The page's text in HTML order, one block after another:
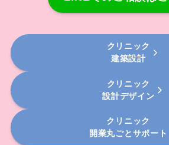
クリニック
建築設計
クリニック
設計デザイン
クリニック
開業丸ごとサポート